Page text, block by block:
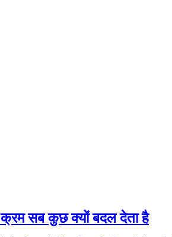
क्रम सब कुछ क्यों बदल देता है